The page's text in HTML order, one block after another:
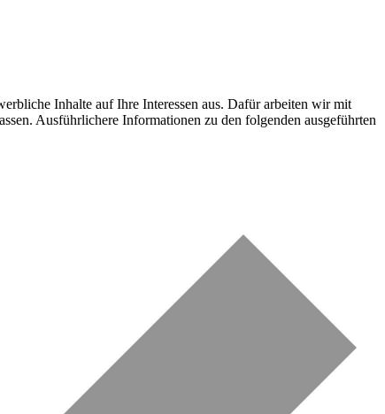
Inhalte auf Ihre Interessen aus. Dafür arbeiten wir mit
Ausführlichere Informationen zu den folgenden ausgeführten